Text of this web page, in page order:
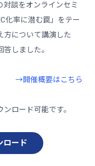
談をオンラインセミ
化率に潜む罠」をテー
方について講演した
しました。
→開催概要はこちら
ロード可能です。
ロード